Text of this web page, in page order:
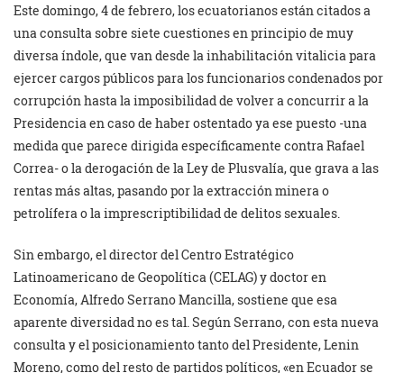
Este domingo, 4 de febrero, los ecuatorianos están citados a
una consulta sobre siete cuestiones en principio de muy
diversa índole, que van desde la inhabilitación vitalicia para
ejercer cargos públicos para los funcionarios condenados por
corrupción hasta la imposibilidad de volver a concurrir a la
Presidencia en caso de haber ostentado ya ese puesto -una
medida que parece dirigida específicamente contra Rafael
Correa- o la derogación de la Ley de Plusvalía, que grava a las
rentas más altas, pasando por la extracción minera o
petrolífera o la imprescriptibilidad de delitos sexuales.
Sin embargo, el director del Centro Estratégico
Latinoamericano de Geopolítica (CELAG) y doctor en
Economía, Alfredo Serrano Mancilla, sostiene que esa
aparente diversidad no es tal. Según Serrano, con esta nueva
consulta y el posicionamiento tanto del Presidente, Lenin
Moreno, como del resto de partidos políticos, «en Ecuador se